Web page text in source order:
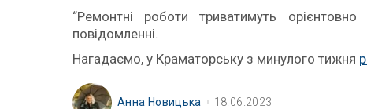
“Ремонтні роботи триватимуть
повідомленні.
Нагадаємо, у Краматорську з минулого тижня
Анна Новицька 18.06.2023